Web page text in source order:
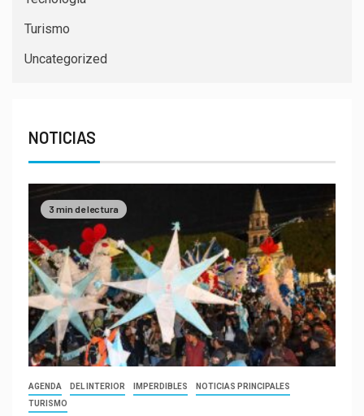
Turismo
Uncategorized
NOTICIAS
3 min de lectura
AGENDA DEL INTERIOR IMPERDIBLES
NOTICIAS PRINCIPALES
TURISMO